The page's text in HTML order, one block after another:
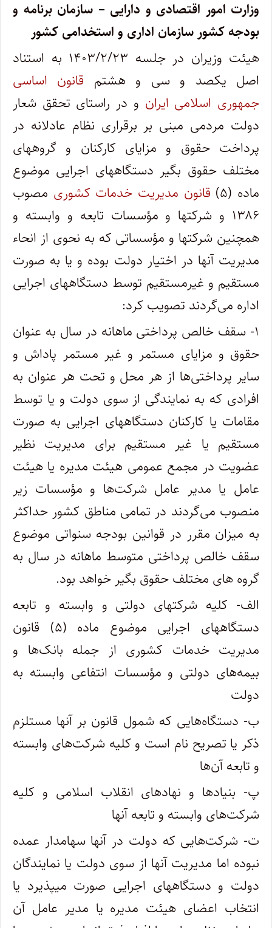
وزارت امور اقتصادی و دارایی – سازمان برنامه و
بودجه کشور سازمان اداری و استخدامی کشور
هیئت وزیران در جلسه ۱۴۰۳/۲/۲۳ به استناد
اصل یکصد و سی و هشتم قانون اساسی
جمهوری اسلامی ایران و در راستای تحقق شعار
دولت مردمی مبنی بر برقراری نظام عادلانه در
پرداخت حقوق و مزایای کارکنان و گروههای
مختلف حقوق بگیر دستگاههای اجرایی موضوع
ماده (۵)
قانون مدیریت خدمات کشوری مصوب
۱۳۸۶ و شرکتها و مؤسسات تابعه و وابسته و
همچنین شرکتها و مؤسساتی که به نحوی از انحاء
مدیریت آنها در اختیار دولت بوده و یا به صورت
مستقیم و غیرمستقیم توسط دستگاههای اجرایی
اداره می‌گردند تصویب کرد:
۱- سقف خالص پرداختی ماهانه در سال به عنوان
حقوق و مزایای مستمر و غیر مستمر پاداش و
سایر پرداختی‌ها از هر محل و تحت هر عنوان به
افرادی که به نمایندگی از سوی دولت و یا توسط
مقامات یا کارکنان دستگاههای اجرایی به صورت
مستقیم یا غیر مستقیم برای مدیریت نظیر
عضویت در مجمع عمومی هیئت مدیره یا هیئت
عامل یا مدیر عامل شرکت‌ها و مؤسسات زیر
منصوب می‌گردند در تمامی مناطق کشور حداکثر
به میزان مقرر در قوانین بودجه سنواتی موضوع
سقف خالص پرداختی متوسط ماهانه در سال به
گروه های مختلف حقوق بگیر خواهد بود.
الف- کلیه شرکتهای دولتی و وابسته و تابعه
دستگاههای اجرایی موضوع ماده (۵) قانون
مدیریت خدمات کشوری از جمله بانک‌ها و
بیمه‌های دولتی و مؤسسات انتفاعی وابسته به
دولت
ب- دستگاه‌هایی که شمول قانون بر آنها مستلزم
ذکر یا تصریح نام است و کلیه شرکت‌های وابسته
و تابعه آن‌ها
پ- بنیادها و نهادهای انقلاب اسلامی و کلیه
شرکت‌های وابسته و تابعه آنها
ت- شرکت‌هایی که دولت در آنها سهامدار عمده
نبوده اما مدیریت آنها از سوی دولت یا نمایندگان
دولت و دستگاههای اجرایی صورت میپذیرد یا
انتخاب اعضای هیئت مدیره یا مدیر عامل آن